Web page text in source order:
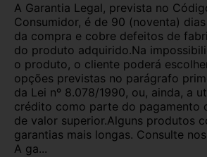
A Garantia Legal, prevista no
Consumidor, é de 90 (noventa)
da compra e cobre defeitos de
do produto adquirido.Na
o produto, o cliente poderá
opções previstas no parágrafo
da Lei nº 8.078/1990, ou, ainda, a
crédito como parte do pagamento
de valor superior.Alguns produtos
garantias mais longas. Consulte
A ga...